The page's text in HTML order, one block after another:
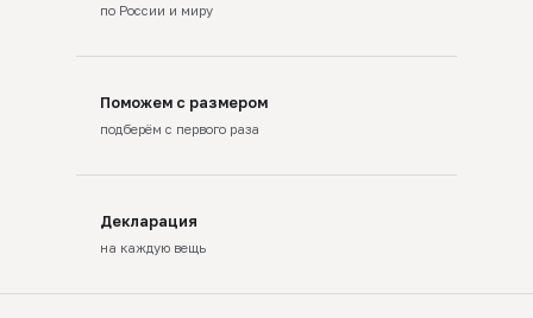
по России и миру
Поможем с размером
подберём с первого раза
Декларация
на каждую вещь